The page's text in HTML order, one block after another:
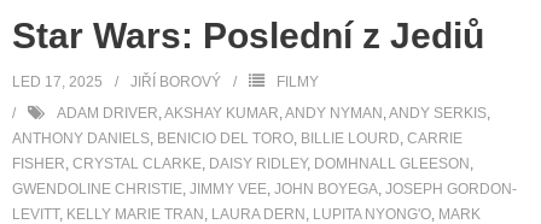
Star Wars: Poslední z Jediů
LED 17, 2025 JIŘÍ BOROVÝ
FILMY
ADAM DRIVER,AKSHAY KUMAR,ANDY NYMAN ,ANDY SERKIS,
ANTHONY DANIELS, BENICIO DEL TORO, BILLIE LOURD, CARRIE
FISHER, CRYSTAL CLARKE, DAISY RIDLEY, DOMHNALL GLEESON ,
GWENDOLINE CHRISTIE, JIMMY VEE, JOHN BOYEGA, JOSEPH GORDON-
LEVITT, KELLY MARIE TRAN , LAURA DERN , LUPITA NYONG'O, MARK